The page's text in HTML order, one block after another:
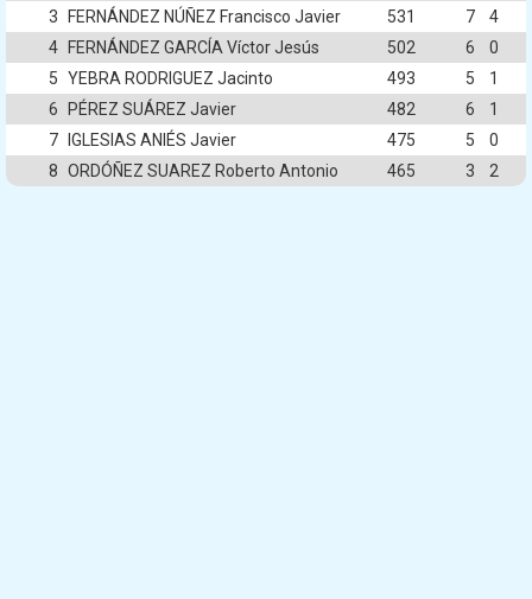
3
FERNÁNDEZ NÚÑEZ Francisco Javier 531 7
4
4
FERNÁNDEZ GARCÍA Víctor Jesús 502 6
0
5 YEBRA RODRIGUEZ Jacinto 493 5
1
6
PÉREZ SUÁREZ Javier 482 6
1
7
IGLESIAS ANIÉS Javier 475 5
0
8 ORDÓÑEZ SUAREZ Roberto Antonio 465 3 2